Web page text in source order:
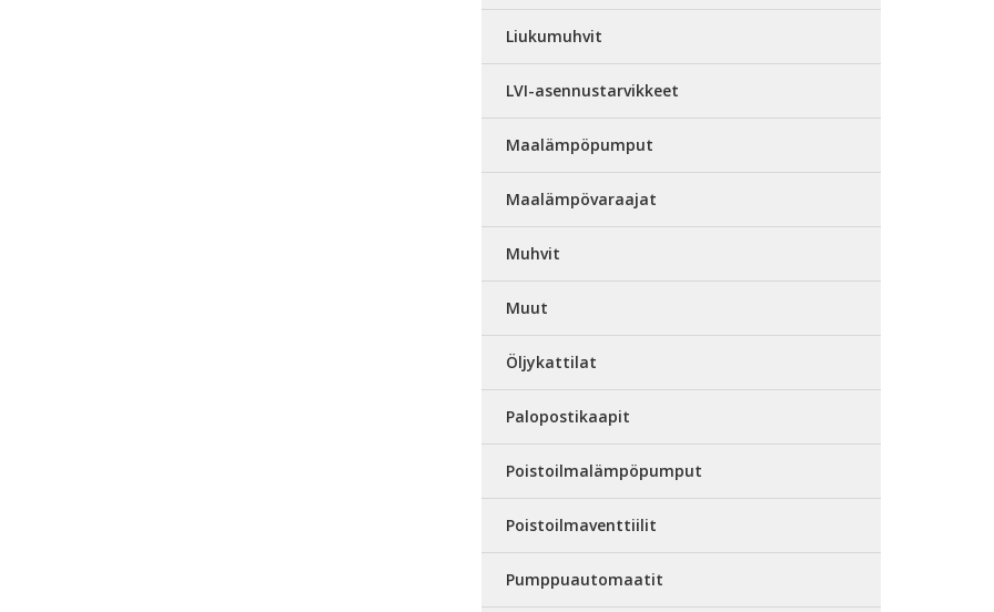
Liukumuhvit
LVI-asennustarvikkeet
Maalämpöpumput
Maalämpövaraajat
Muhvit
Muut
Öljykattilat
Palopostikaapit
Poistoilmalämpöpumput
Poistoilmaventtiilit
Pumppuautomaatit